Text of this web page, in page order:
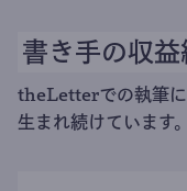
書き手の収
theLetterでの執筆に
生まれ続けています。